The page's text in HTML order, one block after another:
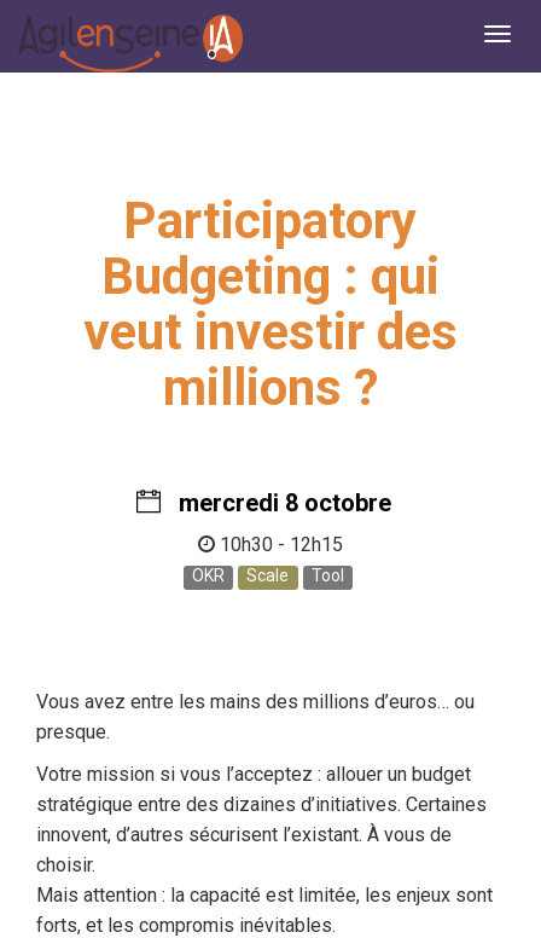
Participatory
Budgeting : qui
veut investir des
millions ?
mercredi 8 octobre
10h30 - 12h15
OKR Scale Tool
Vous avez entre les mains des millions d’euros… ou
presque.
Votre mission si vous l’acceptez : allouer un budget
stratégique entre des dizaines d’initiatives. Certaines
innovent, d’autres sécurisent l’existant. À vous de
choisir.
Mais attention : la capacité est limitée, les enjeux sont
forts, et les compromis inévitables.